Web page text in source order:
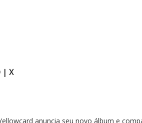
| X
anuncia seu novo álbum e